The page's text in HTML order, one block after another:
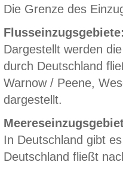
Die Grenze des
Dargestellt werden
durch Deutschland
Warnow / Peene,
dargestellt.
In Deutschland gibt
Deutschland fließt